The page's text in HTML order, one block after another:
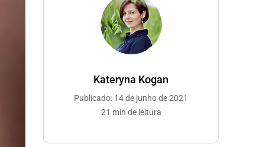
Kateryna Kogan
Publicado: 14 de junho de 2021
21 min de leitura